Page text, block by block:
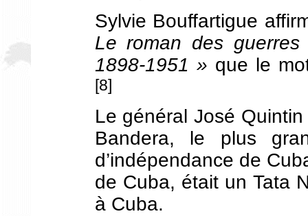
Sylvie Bouffartigue
Le roman des
1898-1951 » que le
[8]
Le général José
Bandera, le plus
d’indépendance de
de Cuba, était un Tata
à Cuba.